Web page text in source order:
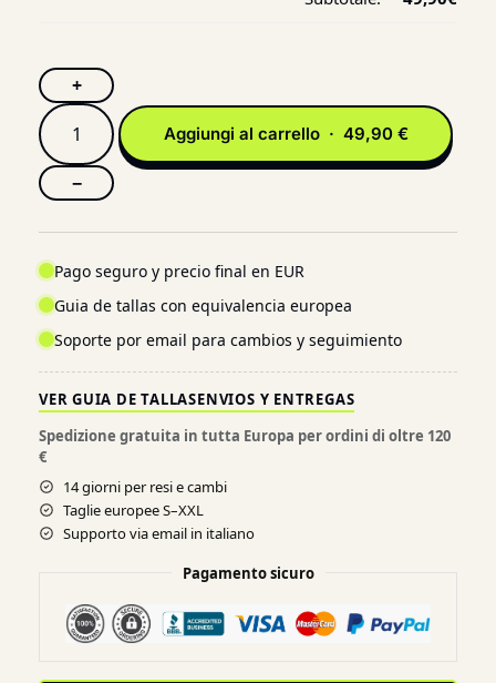
+
−
Aggiungi al carrello · 49,90 €
Pago seguro y precio final en EUR
Guia de tallas con equivalencia europea
Soporte por email para cambios y seguimiento
VER GUIA DE TALLASENVIOS Y ENTREGAS
Spedizione gratuita in tutta Europa per ordini di oltre 120
€
14 giorni per resi e cambi
Taglie europee S–XXL
Supporto via email in italiano
Pagamento sicuro